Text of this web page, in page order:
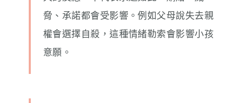
脅、承諾都會受影響。例如父母說失去親
權會選擇自殺，這種情緒勒索會影響小孩
意願。